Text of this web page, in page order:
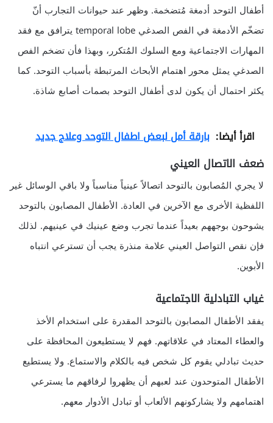
أطفال التوحد أدمغة مُتضخمة. وظهر عند حيوانات التجارب أنّ
تضخّم الأدمغة في الفص الصدغي temporal lobe يترافق مع فقد
المهارات الاجتماعية ومع السلوك المُتكرر، وبهذا فأن تضخم الفص
الصدغي يمثل محور اهتمام الأبحاث المرتبطة بأسباب التوحد. كما
يكثر احتمال أن يكون لدى أطفال التوحد بصمات أصابع شاذة.
اقرأ أيضا: بارقة أمل لبعض اطفال التوحد وعلاج جديد
ضعف الاتصال العيني
لا يجري المُصابون بالتوحد اتصالاً عينياً مناسباً ولا باقي الوسائل غير
اللفظية الأخرى مع الآخرين في العادة. الأطفال المصابون بالتوحد
يشوحون بوجههم بعيداً عندما تجرب وضع عينيك في عينيهم. لذلك
فإن نقص التواصل العيني علامة منذرة يجب أن تسترعي انتباه
الأبوين.
غياب التبادلية الاجتماعية
يفقد الأطفال المصابون بالتوحد المقدرة على استخدام الأخذ
والعطاء المعتاد في علاقاتهم. فهم لا يستطيعون المحافظة على
حديث تبادلي يقوم كل شخص فيه بالكلام والاستماع. ولا يستطيع
الأطفال المتوحدون عند لعبهم أن يظهروا لرفاقهم ما يسترعي
اهتمامهم ولا يشاركونهم الألعاب أو تبادل الأدوار معهم.